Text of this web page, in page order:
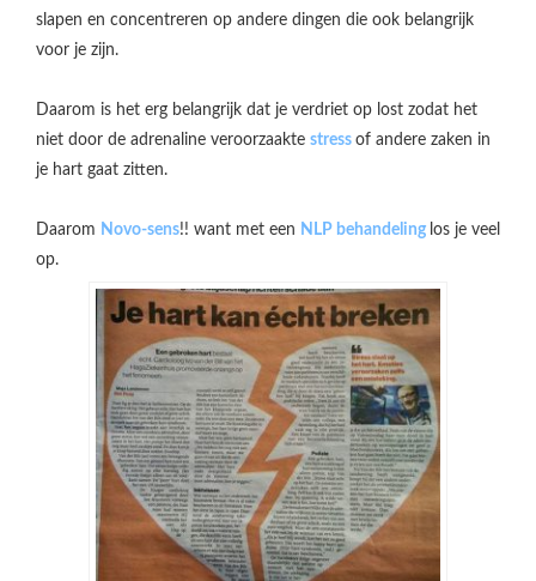
slapen en concentreren op andere dingen die ook belangrijk
voor je zijn.
Daarom is het erg belangrijk dat je verdriet op lost zodat het
niet door de adrenaline veroorzaakte stress of andere zaken in
je hart gaat zitten.
Daarom Novo-sens!! want met een NLP behandeling los je veel
op.